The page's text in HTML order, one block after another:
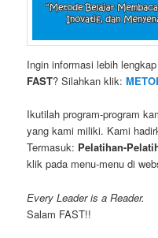
Ingin informasi lebih
FAST? Silahkan klik:
Ikutilah program-program
yang kami miliki. Kami
Termasuk: Pelatihan-
klik pada menu-menu di
Every Leader is a Reader.
Salam FAST!!